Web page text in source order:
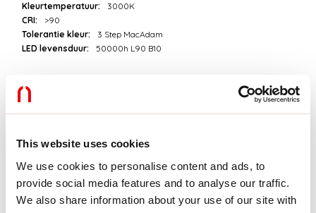
This website uses cookies
We use cookies to personalise content and ads, to
provide social media features and to analyse our traffic.
We also share information about your use of our site with
Kleurtemperatuur:
3000K
CRI:
>90
Tolerantie kleur:
3 Step MacAdam
LED levensduur:
50000h L90 B10
Download
UITTREKSEL CATALOGUS